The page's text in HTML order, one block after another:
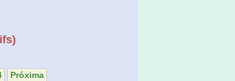
Próxima